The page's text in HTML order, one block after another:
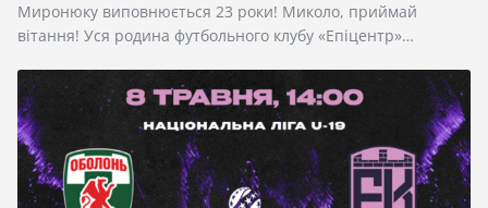
Миронюку виповнюється 23 роки! Миколо, приймай
вітання! Уся родина футбольного клубу «Епіцентр»…